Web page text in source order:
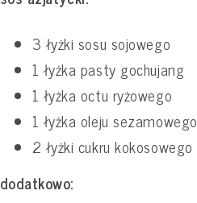
3 łyżki sosu sojowego
1 łyżka pasty gochujang
1 łyżka octu ryżowego
1 łyżka oleju sezamowego
2 łyżki cukru kokosowego
dodatkowo: